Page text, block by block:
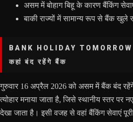
असम में बोहाग बिहू के कारण बैंकिंग
बाकी राज्यों में सामान्य रूप से बैंक खुले
BANK HOLIDAY
कहां बंद रहेंगे बैंक
गुरुवार 16 अप्रैल 2026 को असम में बैंक बंद
त्योहार मनाया जाता है, जिसे स्थानीय स्तर
देखा जाता है। इसी वजह से वहां बैंकिंग सेवाएं